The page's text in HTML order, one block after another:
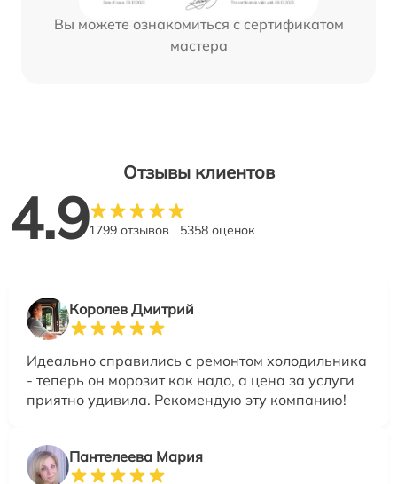
Вы можете ознакомиться с сертификатом
мастера
Отзывы клиентов
4.91799 отзывов 5358 оценок
Королев Дмитрий
Идеально справились с ремонтом холодильника
- теперь он морозит как надо, а цена за услуги
приятно удивила. Рекомендую эту компанию!
Пантелеева Мария